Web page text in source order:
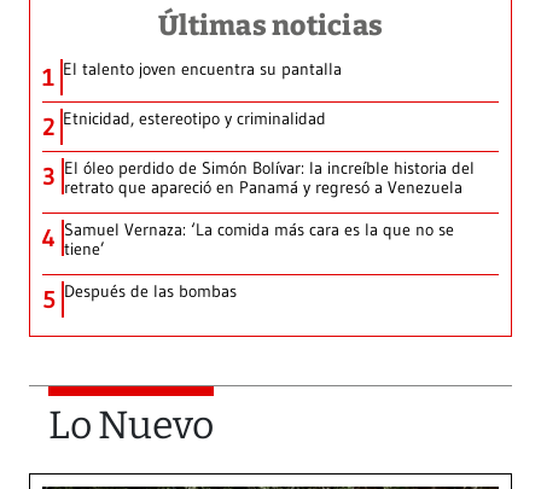
Últimas noticias
1 El talento joven encuentra su pantalla​
2 Etnicidad, estereotipo y criminalidad
3 El óleo perdido de Simón Bolívar: la increíble historia del
retrato que apareció en Panamá y regresó a Venezuela
4 Samuel Vernaza: ‘La comida más cara es la que no se
tiene’
5 Después de las bombas
Lo Nuevo